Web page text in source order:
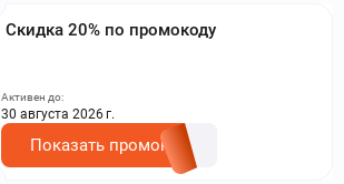
Скидка 20% по промокоду
Активен до:
30 августа 2026 г.
Показать промокод